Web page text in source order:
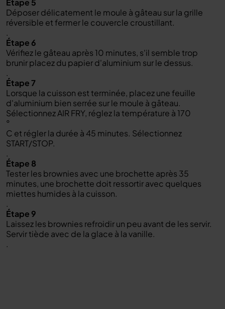
Étape 5
Déposer délicatement le moule à gâteau sur la grille
réversible et fermer le couvercle croustillant.
.
Étape 6
Vérifiez le gâteau après 10 minutes, s'il semble trop
brunir placez du papier d'aluminium sur le dessus.
.
Étape 7
Lorsque la cuisson est terminée, placez une feuille
d'aluminium bien serrée sur le moule à gâteau.
Sélectionnez AIR FRY, réglez la température à 170
°
C et régler la durée à 45 minutes. Sélectionnez
START/STOP.
.
Étape 8
Tester les brownies avec une brochette après 35
minutes, une brochette doit ressortir avec quelques
miettes humides à la cuisson.
.
Étape 9
Laissez les brownies refroidir un peu avant de les servir.
Servir tiède avec de la glace à la vanille.
.